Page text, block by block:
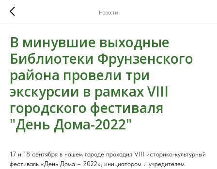
Новости
В минувшие выходные
Библиотеки Фрунзенского
района провели три
экскурсии в рамках VIII
городского фестиваля
"День Дома-2022"
17 и 18 сентября в нашем городе проходил VIII историко-культурный
фестиваль «День Дома – 2022», инициатором и учредителем